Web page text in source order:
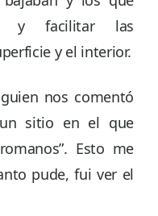
y facilitar las
y el interior.
nos comentó
un sitio en el que
Esto me
pude, fui ver el